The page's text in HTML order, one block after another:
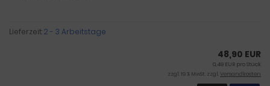
Lieferzeit:2 - 3 Arbeitstage
48,90 EUR
0,49 EUR pro Stück
zzgl. 19 % MwSt. zzgl.Versandkosten